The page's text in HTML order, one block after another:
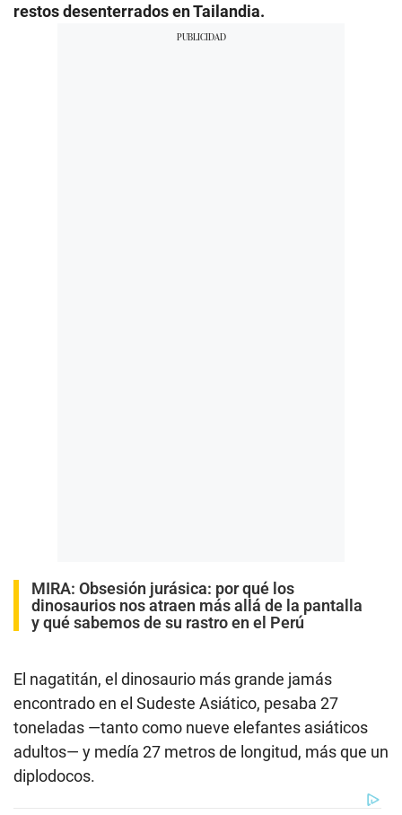
restos desenterrados en Tailandia.
MIRA: Obsesión jurásica: por qué los
dinosaurios nos atraen más allá de la pantalla
y qué sabemos de su rastro en el Perú
El nagatitán, el dinosaurio más grande jamás
encontrado en el Sudeste Asiático, pesaba 27
toneladas —tanto como nueve elefantes asiáticos
adultos— y medía 27 metros de longitud, más que un
diplodocos.